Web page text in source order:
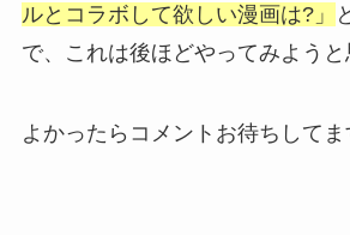
ルとコラボして欲しい漫画は?」
で、これは後ほどやってみようと
よかったらコメントお待ちしてま